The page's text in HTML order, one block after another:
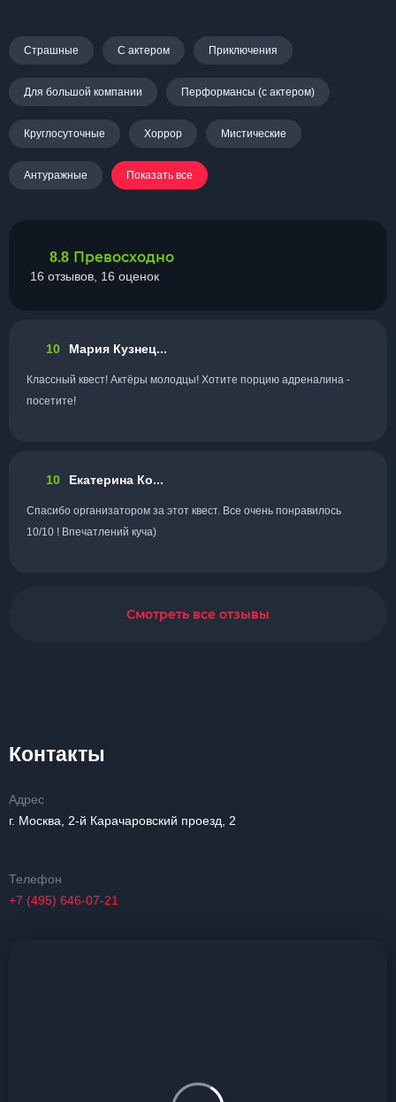
Страшные С актером Приключения
Для большой компании Перформансы (с актером)
Круглосуточные Хоррор Мистические
Антуражные Показать все
8.8 Превосходно
16 отзывов, 16 оценок
10 Мария Кузнец...
Классный квест! Актёры молодцы! Хотите порцию адреналина -
посетите!
10 Екатерина Ко...
Спасибо организатором за этот квест. Все очень понравилось
10/10 ! Впечатлений куча)
Смотреть все отзывы
Контакты
Адрес
г. Москва, 2-й Карачаровский проезд, 2
Телефон
+7 (495) 646-07-21